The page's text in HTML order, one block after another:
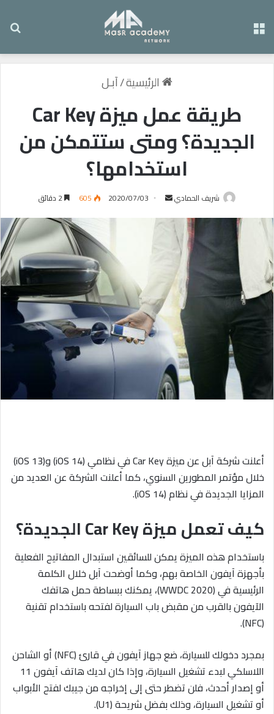
الرئيسية/آبـل
طريقة عمل ميزة Car Key
الجديدة؟ ومتى ستتمكن من
استخدامها؟
شريف الحمادي
س
د
ا
ل
ك
ت
ر
و
2020/07/03
605
أعلنت شركة آبل عن ميزة Car Key في نظامي (iOS 14) و(iOS 13)
خلال مؤتمر المطورين السنوي، كما أعلنت الشركة عن العديد من
المزايا الجديدة في نظام (iOS 14).
كيف تعمل ميزة Car Key الجديدة؟
باستخدام هذه الميزة يمكن للسائقين استبدال المفاتيح الفعلية
بأجهزة آيفون الخاصة بهم، وكما أوضحت آبل خلال الكلمة
الرئيسية في (WWDC 2020)، يمكنك ببساطة حمل هاتفك
الآيفون بالقرب من مقبض باب السيارة لفتحه باستخدام تقنية
(NFC).
بمجرد دخولك للسيارة، ضع جهاز آيفون في قارئ (NFC) أو الشاحن
اللاسلكي لبدء تشغيل السيارة، وإذا كان لديك هاتف آيفون 11
أو إصدار أحدث، فلن تضطر حتى إلى إخراجه من جيبك لفتح الأبواب
أو تشغيل السيارة، وذلك بفضل شريحة (U1).